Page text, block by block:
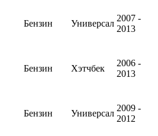
Бензин Универсал
2007 -
2013
Бензин Хэтчбек
2006 -
2013
Бензин Универсал
2009 -
2012